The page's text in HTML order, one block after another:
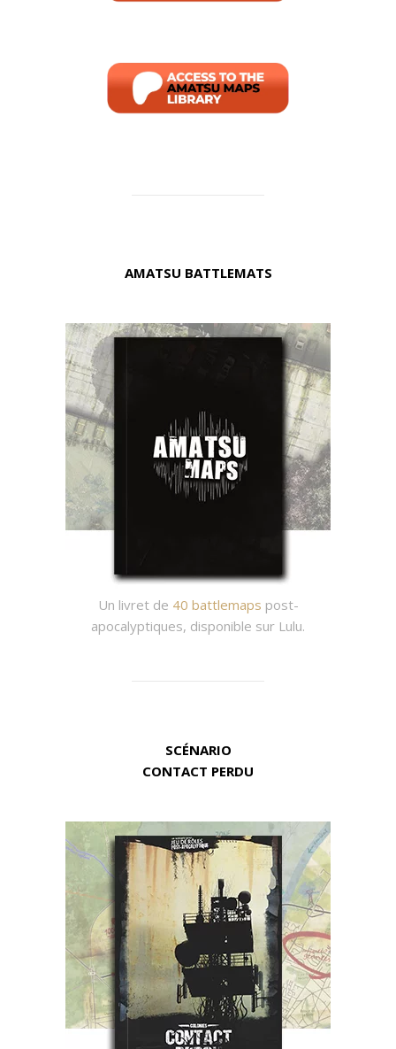
AMATSU BATTLEMATS
Un livret de 40 battlemaps post-
apocalyptiques, disponible sur Lulu.
SCÉNARIO
CONTACT PERDU